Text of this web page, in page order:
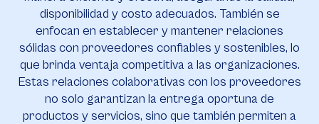
disponibilidad y costo adecuados. También se
enfocan en establecer y mantener relaciones
sólidas con proveedores confiables y sostenibles, lo
que brinda ventaja competitiva a las organizaciones.
Estas relaciones colaborativas con los proveedores
no solo garantizan la entrega oportuna de
productos y servicios, sino que también permiten a